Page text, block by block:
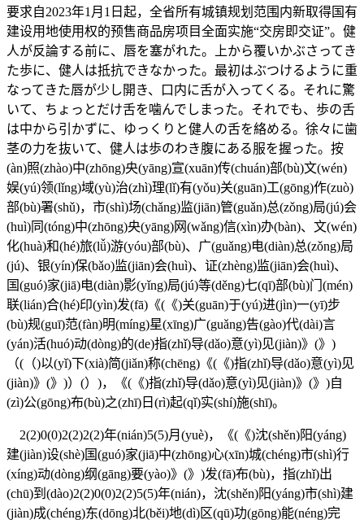
要求自2023年1月1日起，全省所有城镇规划范围内新取得国有
建设用地使用权的预售商品房项目全面实施“交房即交证”。健
人が反論する前に、唇を塞がれた。上から覆いかぶさってき
た歩に、健人は抵抗できなかった。最初はぶつけるように重
なってきた唇が少し開き、口内に舌が入ってくる。それに驚
いて、ちょっとだけ舌を噛んでしまった。それでも、歩の舌
は中から引かずに、ゆっくりと健人の舌を絡める。徐々に歯
茎の力を抜いて、健人は歩のわき腹にある服を握った。按
(àn)照(zhào)中(zhōng)央(yāng)宣(xuān)传(chuán)部(bù)文(wén)
娱(yú)领(lǐng)域(yù)治(zhì)理(lǐ)有(yǒu)关(guān)工(gōng)作(zuò)
部(bù)署(shǔ)，市(shì)场(chǎng)监(jiān)管(guǎn)总(zǒng)局(jú)会
(huì)同(tóng)中(zhōng)央(yāng)网(wǎng)信(xìn)办(bàn)、文(wén)
化(huà)和(hé)旅(lǚ)游(yóu)部(bù)、广(guǎng)电(diàn)总(zǒng)局
(jú)、银(yín)保(bǎo)监(jiān)会(huì)、证(zhèng)监(jiān)会(huì)、
国(guó)家(jiā)电(diàn)影(yǐng)局(jú)等(děng)七(qī)部(bù)门(mén)
联(lián)合(hé)印(yìn)发(fā)《(《)关(guān)于(yú)进(jìn)一(yī)步
(bù)规(guī)范(fàn)明(míng)星(xīng)广(guǎng)告(gào)代(dài)言
(yán)活(huó)动(dòng)的(de)指(zhǐ)导(dǎo)意(yì)见(jiàn)》(》)
（(（)以(yǐ)下(xià)简(jiǎn)称(chēng)《(《)指(zhǐ)导(dǎo)意(yì)见
(jiàn)》(》)）(）)，《(《)指(zhǐ)导(dǎo)意(yì)见(jiàn)》(》)自
(zì)公(gōng)布(bù)之(zhī)日(rì)起(qǐ)实(shí)施(shī)。
2(2)0(0)2(2)2(2)年(nián)5(5)月(yuè)，《(《)沈(shěn)阳(yáng)
建(jiàn)设(shè)国(guó)家(jiā)中(zhōng)心(xīn)城(chéng)市(shì)行
(xíng)动(dòng)纲(gāng)要(yào)》(》)发(fā)布(bù)，指(zhǐ)出
(chū)到(dào)2(2)0(0)2(2)5(5)年(nián)，沈(shěn)阳(yáng)市(shì)建
(jiàn)成(chéng)东(dōng)北(běi)地(dì)区(qū)功(gōng)能(néng)完